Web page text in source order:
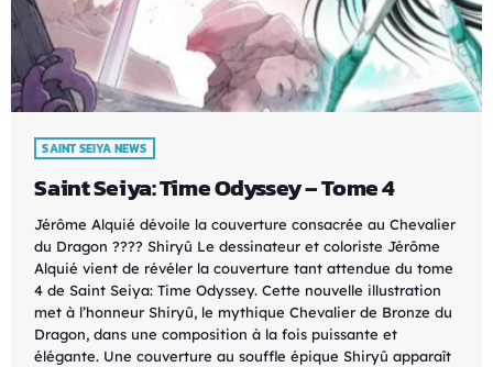
SAINT SEIYA NEWS
Saint Seiya: Time Odyssey – Tome 4
Jérôme Alquié dévoile la couverture consacrée au Chevalier
du Dragon ???? Shiryû Le dessinateur et coloriste Jérôme
Alquié vient de révéler la couverture tant attendue du tome
4 de Saint Seiya: Time Odyssey. Cette nouvelle illustration
met à l’honneur Shiryû, le mythique Chevalier de Bronze du
Dragon, dans une composition à la fois puissante et
élégante. Une couverture au souffle épique Shiryû apparaît